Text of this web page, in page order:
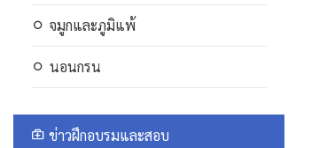
จมูกและภูมิแพ้
นอนกรน
ข่าวฝึกอบรมและสอบ